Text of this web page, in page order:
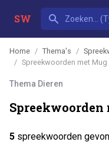
SW
Home Thema's
Spreekwoorden met Mug
Thema Dieren
Spreekwoorden
5 spreekwoorden